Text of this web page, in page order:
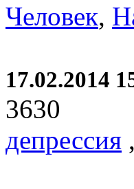
Человек,
17.02.2014
3630
депрессия ,